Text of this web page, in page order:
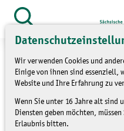
Wir verwenden Cookies und
Einige von ihnen sind essenziell,
Website und Ihre Erfahrung zu
Wenn Sie unter 16 Jahre alt
Diensten geben möchten,
Erlaubnis bitten.
Zum
Inhalt
springen
öffnen
Service » Presse
»